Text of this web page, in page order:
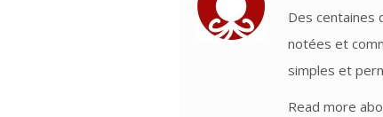
Des centaines
notées et
simples et
Read more